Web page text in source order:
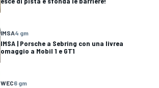
IMSA4 gm
IMSA | Porsche a Sebring con una livrea
omaggio a Mobil 1 e GT1
WEC6 gm